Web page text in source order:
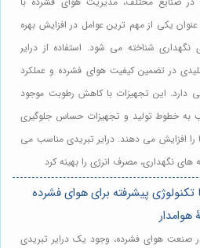
یکی از مهم ترین عوامل در افزایش بهره
شناخته می شود. استفاده از درایر
در تضمین کیفیت هوای فشرده و عملکرد
دارد. این تجهیزات با کاهش رطوبت موجود
به خطوط تولید و تجهیزات حساس جلوگیری
را افزایش می دهند. درایر تبریدی مناسب می
های نگهداری، مصرف انرژی را بهینه کرد
تکنولوژی پیشرفته برای هوای فشرده
صنعت هوای فشرده، وجود یک درایر تبریدی